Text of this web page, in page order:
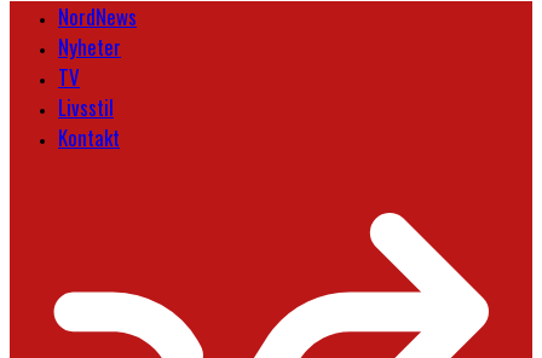
NordNews
Nyheter
TV
Livsstil
Kontakt